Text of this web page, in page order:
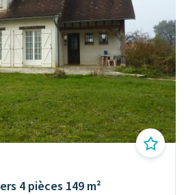
4 pièces 149 m²